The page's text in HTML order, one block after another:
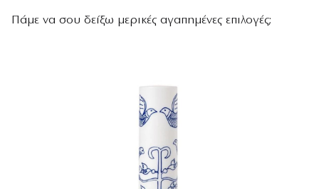
Πάμε να σου δείξω μερικές αγαπημένες επιλογές;